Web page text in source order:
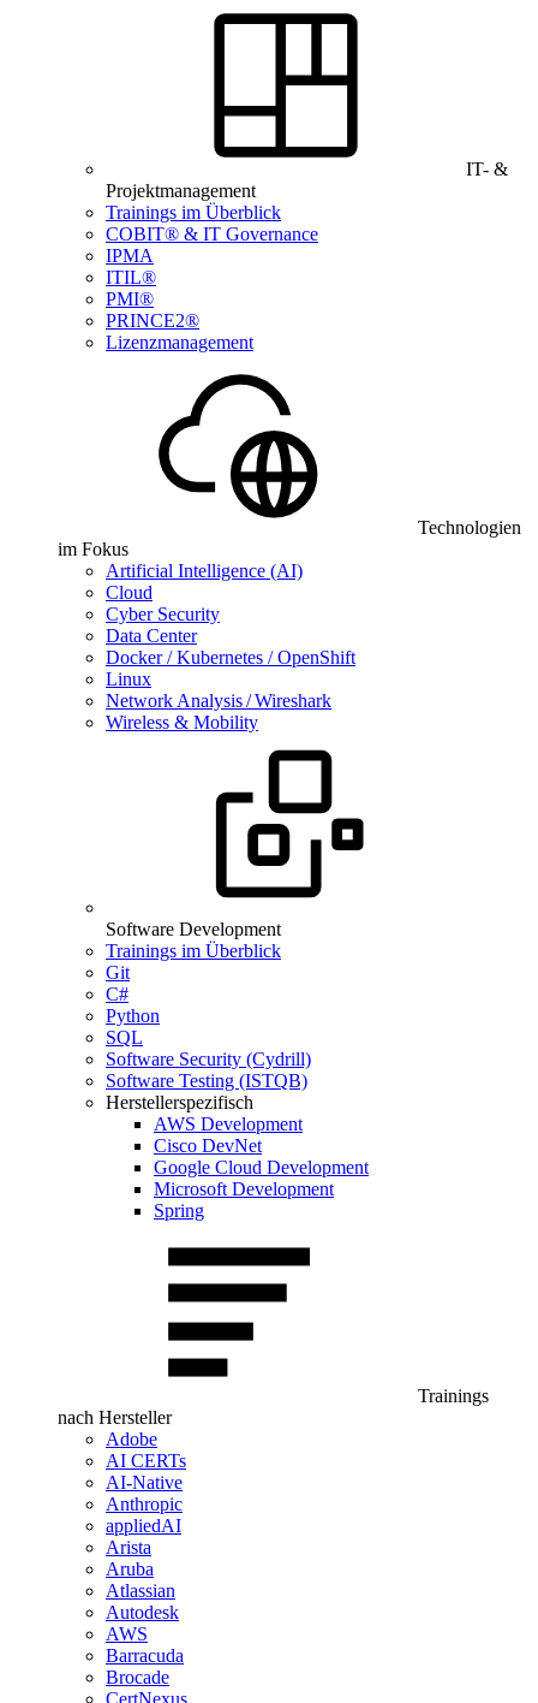
IT- &
Projektmanagement
Trainings im Überblick
COBIT® & IT Governance
IPMA
ITIL®
PMI®
PRINCE2®
Lizenzmanagement
Technologien
im Fokus
Artificial Intelligence (AI)
Cloud
Cyber Security
Data Center
Docker / Kubernetes / OpenShift
Linux
Network Analysis / Wireshark
Wireless & Mobility
Software Development
Trainings im Überblick
Git
C#
Python
SQL
Software Security (Cydrill)
Software Testing (ISTQB)
Herstellerspezifisch
AWS Development
Cisco DevNet
Google Cloud Development
Microsoft Development
Spring
Trainings
nach Hersteller
Adobe
AI CERTs
AI-Native
Anthropic
appliedAI
Arista
Aruba
Atlassian
Autodesk
AWS
Barracuda
Brocade
CertNexus